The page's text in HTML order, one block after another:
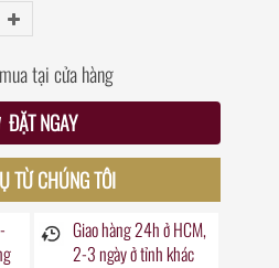
tại cửa hàng
ĐẶT NGAY
TỪ CHÚNG TÔI
Giao hàng24hở HCM,
2-3 ngày ở tỉnh khác